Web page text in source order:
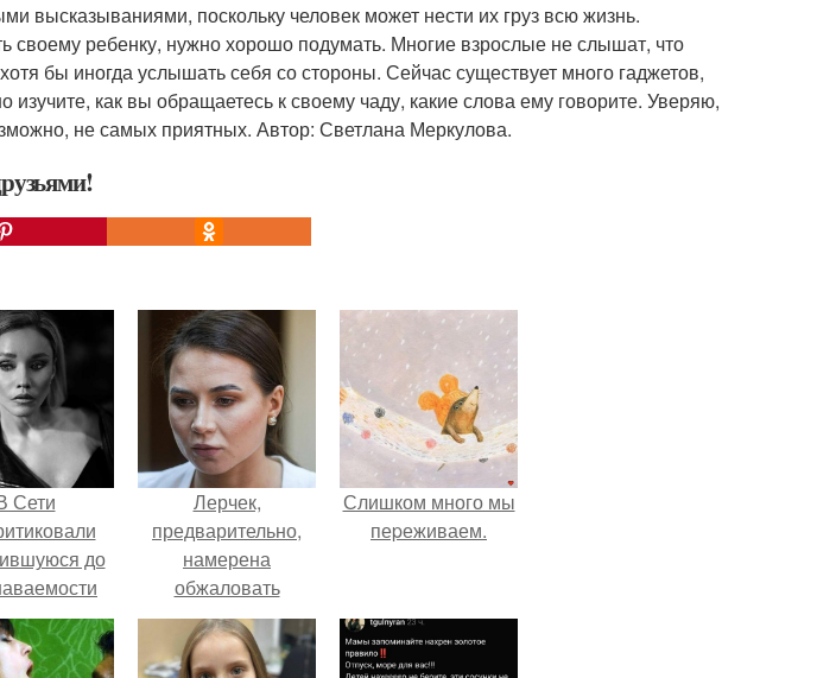
высказываниями, поскольку человек может нести их груз всю жизнь.
своему ребенку, нужно хорошо подумать. Многие взрослые не слышат, что
бы иногда услышать себя со стороны. Сейчас существует много гаджетов,
изучите, как вы обращаетесь к своему чаду, какие слова ему говорите. Уверяю,
не самых приятных. Автор: Светлана Меркулова.
Сети
до
зудину.
Лерчек,
предварительно,
намерена
обжаловать
приговор.
Слишком много мы
пеpеживаем.